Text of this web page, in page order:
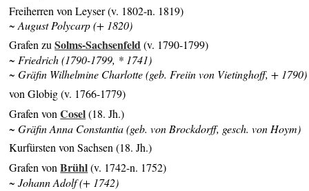
Freiherren von Leyser (v. 1802-n. 1819)
~ August Polycarp (+ 1820)
Grafen zuSolms-Sachsenfeld(v. 1790-1799)
~ Friedrich (1790-1799, * 1741)
~ Gräfin Wilhelmine Charlotte (geb. Freiin von Vietinghoff, + 1790)
von Globig (v. 1766-1779)
Grafen vonCosel(18. Jh.)
~ Gräfin Anna Constantia (geb. von Brockdorff, gesch. von Hoym)
Kurfürsten von Sachsen (18. Jh.)
Grafen vonBrühl(v. 1742-n. 1752)
~ Johann Adolf (+ 1742)